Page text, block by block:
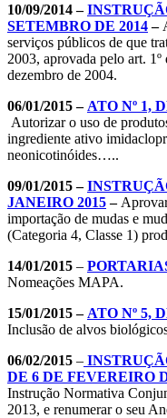
10/09/2014 –
SETEMBRO DE 2014–
serviços públicos de que
2003, aprovada pelo art.
dezembro de 2004.
06/01/2015 – ATO Nº 1,
Autorizar o uso de
ingrediente ativo
neonicotinóides…..
09/01/2015 –
JANEIRO 2015–
importação de mudas e
(Categoria 4, Classe 1)
14/01/2015 –
Nomeações MAPA.
15/01/2015 – ATO Nº 5,
Inclusão de alvos
06/02/2015 –
DE 6 DE FEVEREIRO
Instrução Normativa
2013, e renumerar o seu